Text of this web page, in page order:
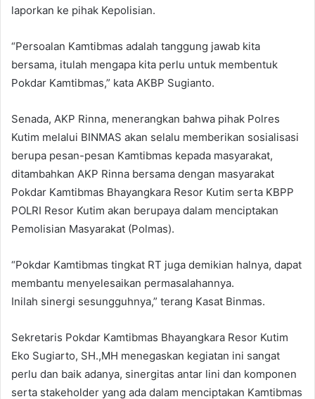
laporkan ke pihak Kepolisian.
“Persoalan Kamtibmas adalah tanggung jawab kita
bersama, itulah mengapa kita perlu untuk membentuk
Pokdar Kamtibmas,” kata AKBP Sugianto.
Senada, AKP Rinna, menerangkan bahwa pihak Polres
Kutim melalui BINMAS akan selalu memberikan sosialisasi
berupa pesan-pesan Kamtibmas kepada masyarakat,
ditambahkan AKP Rinna bersama dengan masyarakat
Pokdar Kamtibmas Bhayangkara Resor Kutim serta KBPP
POLRI Resor Kutim akan berupaya dalam menciptakan
Pemolisian Masyarakat (Polmas).
“Pokdar Kamtibmas tingkat RT juga demikian halnya, dapat
membantu menyelesaikan permasalahannya.
Inilah sinergi sesungguhnya,” terang Kasat Binmas.
Sekretaris Pokdar Kamtibmas Bhayangkara Resor Kutim
Eko Sugiarto, SH.,MH menegaskan kegiatan ini sangat
perlu dan baik adanya, sinergitas antar lini dan komponen
serta stakeholder yang ada dalam menciptakan Kamtibmas